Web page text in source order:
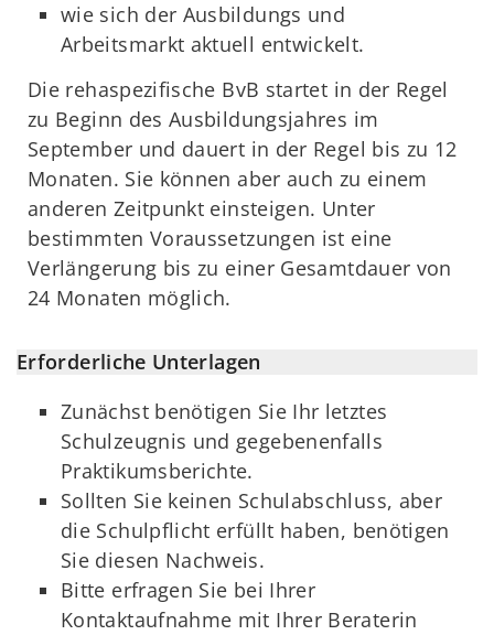
wie sich der Ausbildungs und
Arbeitsmarkt aktuell entwickelt.
Die rehaspezifische BvB startet in der Regel
zu Beginn des Ausbildungsjahres im
September und dauert in der Regel bis zu 12
Monaten. Sie können aber auch zu einem
anderen Zeitpunkt einsteigen. Unter
bestimmten Voraussetzungen ist eine
Verlängerung bis zu einer Gesamtdauer von
24 Monaten möglich.
Erforderliche Unterlagen
Zunächst benötigen Sie Ihr letztes
Schulzeugnis und gegebenenfalls
Praktikumsberichte.
Sollten Sie keinen Schulabschluss, aber
die Schulpflicht erfüllt haben, benötigen
Sie diesen Nachweis.
Bitte erfragen Sie bei Ihrer
Kontaktaufnahme mit Ihrer Beraterin